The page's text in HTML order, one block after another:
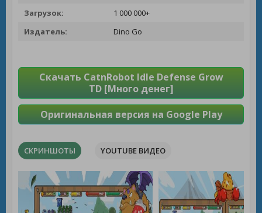
Загрузок:
1 000 000+
Издатель:
Dino Go
Скачать CatnRobot Idle Defense Grow
TD [Много денег]
Оригинальная версия на Google Play
СКРИНШОТЫ YOUTUBE ВИДЕО